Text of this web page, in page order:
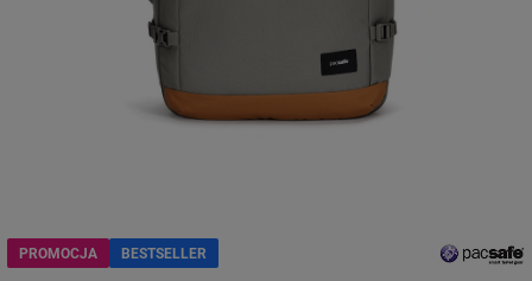
PROMOCJA BESTSELLER